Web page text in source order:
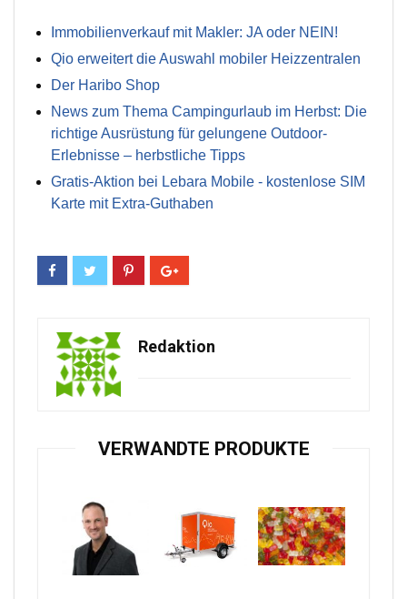
Immobilienverkauf mit Makler: JA oder NEIN!
Qio erweitert die Auswahl mobiler Heizzentralen
Der Haribo Shop
News zum Thema Campingurlaub im Herbst: Die
richtige Ausrüstung für gelungene Outdoor-
Erlebnisse – herbstliche Tipps
Gratis-Aktion bei Lebara Mobile - kostenlose SIM
Karte mit Extra-Guthaben
Redaktion
VERWANDTE PRODUKTE